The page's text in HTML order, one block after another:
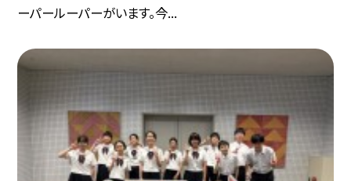
ーパールーパーがいます。今...